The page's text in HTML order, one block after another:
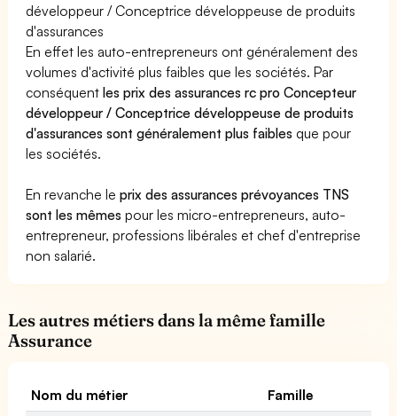
développeur / Conceptrice développeuse de produits
d'assurances
En effet les auto-entrepreneurs ont généralement des
volumes d'activité plus faibles que les sociétés. Par
conséquentles prix des assurances rc pro Concepteur
développeur / Conceptrice développeuse de produits
d'assurances sont généralement plus faibles que pour
les sociétés.
En revanche leprix des assurances prévoyances TNS
sont les mêmes pour les micro-entrepreneurs, auto-
entrepreneur, professions libérales et chef d'entreprise
non salarié.
Les autres métiers dans la même famille
Assurance
Nom du métier
Famille